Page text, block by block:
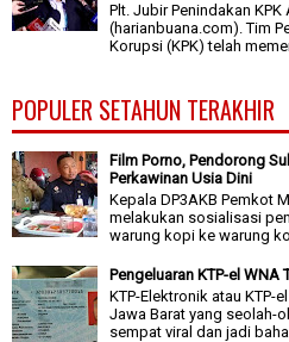
Plt. Jubir Penindakan
(harianbuana.com). Tim
Korupsi (KPK) telah
POPULER SETAHUN TERAKHIR
Film Porno, Pendorong
Perkawinan Usia Dini
Kepala DP3AKB Pemkot
melakukan sosialisasi
warung kopi ke warung
Pengeluaran KTP-el WNA
KTP-Elektronik atau KTP-
Jawa Barat yang seolah-
sempat viral dan jadi